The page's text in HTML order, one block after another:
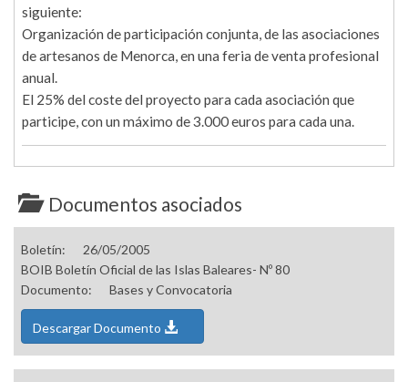
siguiente:
Organización de participación conjunta, de las asociaciones
de artesanos de Menorca, en una feria de venta profesional
anual.
El 25% del coste del proyecto para cada asociación que
participe, con un máximo de 3.000 euros para cada una.
Documentos asociados
Boletín:
26/05/2005
BOIB Boletín Oficial de las Islas Baleares- Nº 80
Documento:
Bases y Convocatoria
Descargar Documento